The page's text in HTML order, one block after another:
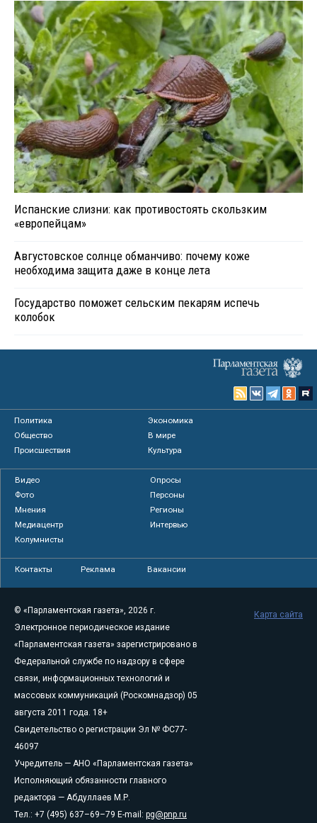
Испанские слизни: как противостоять скользким
«европейцам»
Августовское солнце обманчиво: почему коже
необходима защита даже в конце лета
Государство поможет сельским пекарям испечь
колобок
Политика
Экономика
Общество
В мире
Происшествия
Культура
Видео
Опросы
Фото
Персоны
Мнения
Регионы
Медиацентр
Интервью
Колумнисты
Контакты Реклама Вакансии
© «Парламентская газета», 2026 г.
Электронное периодическое издание
«Парламентская газета» зарегистрировано в
Федеральной службе по надзору в сфере
связи, информационных технологий и
массовых коммуникаций (Роскомнадзор) 05
августа 2011 года. 18+
Свидетельство о регистрации Эл № ФС77-
46097
Учредитель — АНО «Парламентская газета»
Исполняющий обязанности главного
редактора — Абдуллаев М.Р.
Тел.: +7 (495) 637–69–79 E-mail: pg@pnp.ru
Карта сайта